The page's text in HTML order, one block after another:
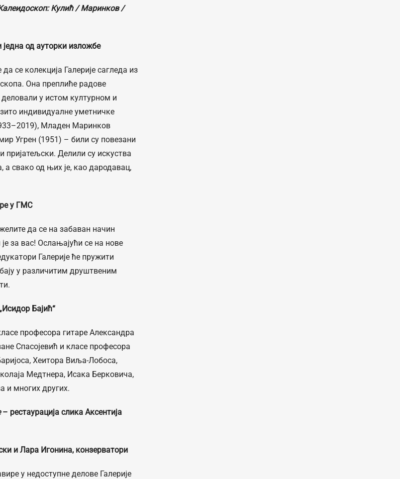
Кулић / Маринков /
од ауторки изложбе
да се колекција Галерије сагледа из
Она преплиће радове
деловали у истом културном и
индивидуалне уметничке
Младен Маринков
Угрен (1951) – били су повезани
пријатељски. Делили су искуства
а свако од њих је, као дародавац,
у ГМС
да се на забаван начин
за вас! Ослањајући се на нове
Галерије ће пружити
у различитим друштвеним
Бајић“
професора гитаре Александра
Спасојевић и класе професора
Хеитора Виља-Лобоса,
Медтнера, Исака Берковича,
и многих других.
– рестаурација слика Аксентија
и Лара Игонина, конзерватори
у недоступне делове Галерије